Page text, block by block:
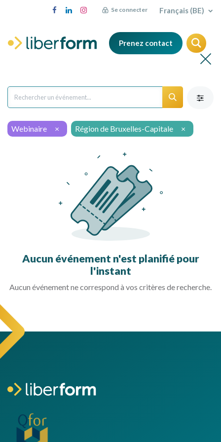
Se connecter Français (BE)
Prenez contact
Webinaire × Région de Bruxelles-Capitale ×
Aucun événement n'est planifié pour
l'instant
Aucun événement ne correspond à vos critères de recherche.